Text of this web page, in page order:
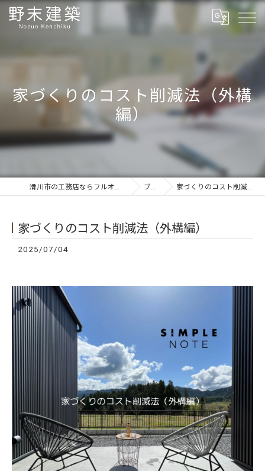
家づくりのコスト削減法（外構
編）
滑川市の工務店ならフルオーダーの野末建築 ブログ 家づくりのコスト削減法（外構編）
家づくりのコスト削減法（外構編）
2025/07/04